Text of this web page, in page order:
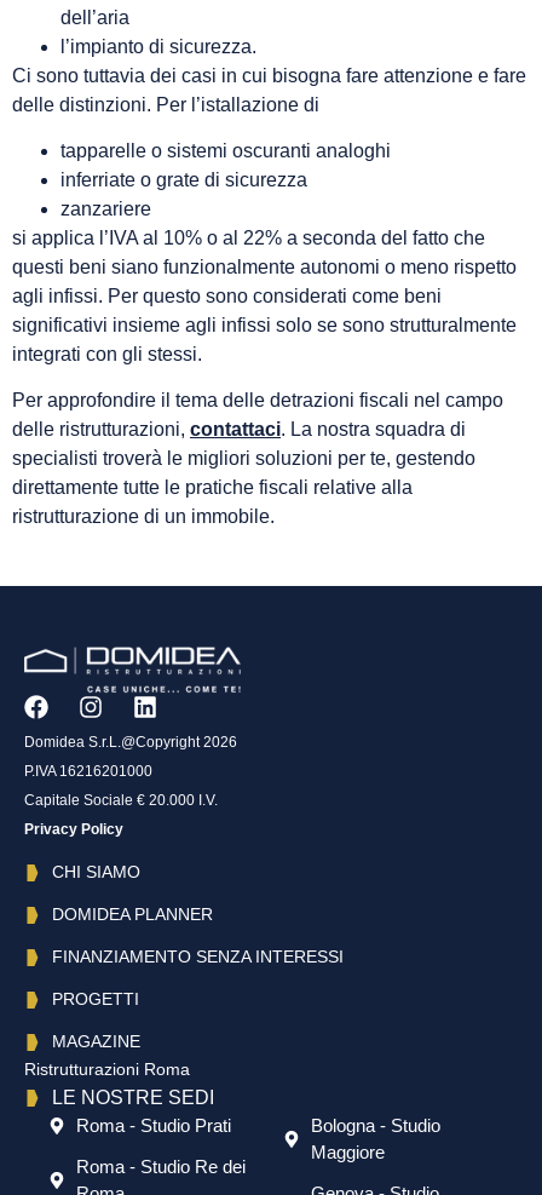
dell’aria
l’impianto di sicurezza.
Ci sono tuttavia dei casi in cui bisogna fare attenzione e fare
delle distinzioni. Per l’istallazione di
tapparelle o sistemi oscuranti analoghi
inferriate o grate di sicurezza
zanzariere
si applica l’IVA al 10% o al 22% a seconda del fatto che
questi beni siano funzionalmente autonomi o meno rispetto
agli infissi. Per questo sono considerati come beni
significativi insieme agli infissi solo se sono strutturalmente
integrati con gli stessi.
Per approfondire il tema delle detrazioni fiscali nel campo
delle ristrutturazioni, contattaci. La nostra squadra di
specialisti troverà le migliori soluzioni per te, gestendo
direttamente tutte le pratiche fiscali relative alla
ristrutturazione di un immobile.
Domidea S.r.L.@Copyright 2026
P.IVA 16216201000
Capitale Sociale € 20.000 I.V.
Privacy Policy
CHI SIAMO
DOMIDEA PLANNER
FINANZIAMENTO SENZA INTERESSI
PROGETTI
MAGAZINE
Ristrutturazioni Roma
LE NOSTRE SEDI
Roma - Studio Prati
Roma - Studio Re dei
Bologna - Studio
Maggiore